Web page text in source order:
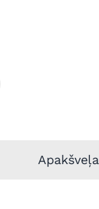
Apakšveļa